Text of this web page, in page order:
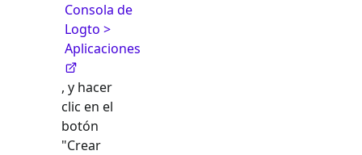
Consola de
Logto >
Aplicaciones
, y hacer
clic en el
botón
"Crear